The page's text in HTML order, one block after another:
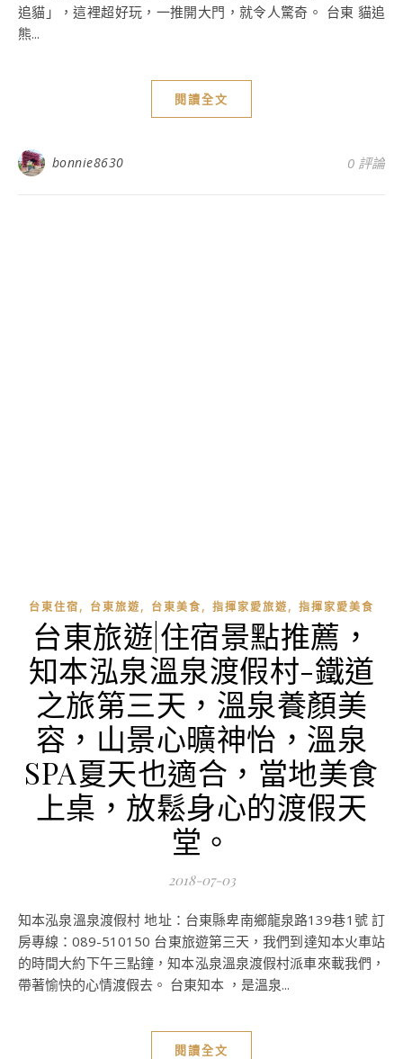
追貓」，這裡超好玩，一推開大門，就令人驚奇。 台東 貓追
熊...
閱讀全文
bonnie8630 0 評論
台東住宿, 台東旅遊, 台東美食, 指揮家愛旅遊, 指揮家愛美食
台東旅遊|住宿景點推薦，
知本泓泉溫泉渡假村-鐵道
之旅第三天，溫泉養顏美
容，山景心曠神怡，溫泉
SPA夏天也適合，當地美食
上桌，放鬆身心的渡假天
堂。
2018-07-03
知本泓泉溫泉渡假村 地址：台東縣卑南鄉龍泉路139巷1號 訂
房專線：089-510150 台東旅遊第三天，我們到達知本火車站
的時間大約下午三點鐘，知本泓泉溫泉渡假村派車來載我們，
帶著愉快的心情渡假去。 台東知本 ，是溫泉...
閱讀全文